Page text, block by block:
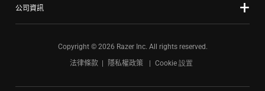
公司資訊
Copyright © 2026 Razer Inc. All rights reserved.
法律條款
隱私權政策 Cookie 設置